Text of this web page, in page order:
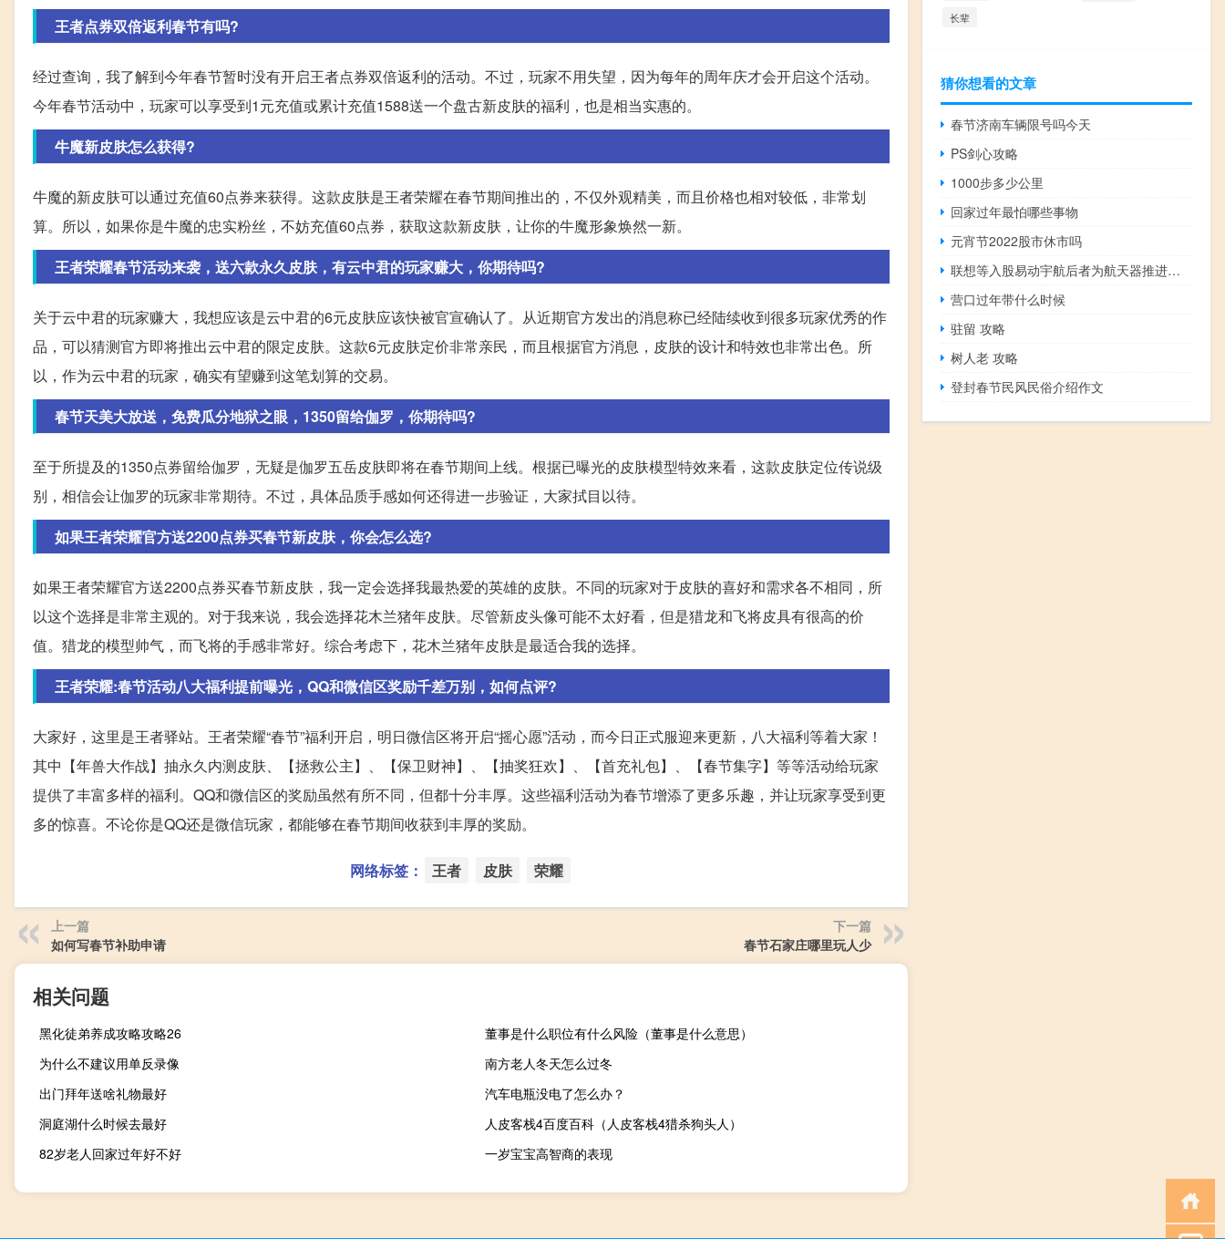
王者点券双倍返利春节有吗?
经过查询，我了解到今年春节暂时没有开启王者点券双倍返利的活动。不过，玩家不用失望，因为每年的周年庆才会开启这个活动。
今年春节活动中，玩家可以享受到1元充值或累计充值1588送一个盘古新皮肤的福利，也是相当实惠的。
牛魔新皮肤怎么获得?
牛魔的新皮肤可以通过充值60点券来获得。这款皮肤是王者荣耀在春节期间推出的，不仅外观精美，而且价格也相对较低，非常划
算。所以，如果你是牛魔的忠实粉丝，不妨充值60点券，获取这款新皮肤，让你的牛魔形象焕然一新。
王者荣耀春节活动来袭，送六款永久皮肤，有云中君的玩家赚大，你期待吗?
关于云中君的玩家赚大，我想应该是云中君的6元皮肤应该快被官宣确认了。从近期官方发出的消息称已经陆续收到很多玩家优秀的作
品，可以猜测官方即将推出云中君的限定皮肤。这款6元皮肤定价非常亲民，而且根据官方消息，皮肤的设计和特效也非常出色。所
以，作为云中君的玩家，确实有望赚到这笔划算的交易。
春节天美大放送，免费瓜分地狱之眼，1350留给伽罗，你期待吗?
至于所提及的1350点券留给伽罗，无疑是伽罗五岳皮肤即将在春节期间上线。根据已曝光的皮肤模型特效来看，这款皮肤定位传说级
别，相信会让伽罗的玩家非常期待。不过，具体品质手感如何还得进一步验证，大家拭目以待。
如果王者荣耀官方送2200点券买春节新皮肤，你会怎么选?
如果王者荣耀官方送2200点券买春节新皮肤，我一定会选择我最热爱的英雄的皮肤。不同的玩家对于皮肤的喜好和需求各不相同，所
以这个选择是非常主观的。对于我来说，我会选择花木兰猪年皮肤。尽管新皮头像可能不太好看，但是猎龙和飞将皮具有很高的价
值。猎龙的模型帅气，而飞将的手感非常好。综合考虑下，花木兰猪年皮肤是最适合我的选择。
王者荣耀:春节活动八大福利提前曝光，QQ和微信区奖励千差万别，如何点评?
大家好，这里是王者驿站。王者荣耀“春节”福利开启，明日微信区将开启“摇心愿”活动，而今日正式服迎来更新，八大福利等着大家！
其中【年兽大作战】抽永久内测皮肤、【拯救公主】、【保卫财神】、【抽奖狂欢】、【首充礼包】、【春节集字】等等活动给玩家
提供了丰富多样的福利。QQ和微信区的奖励虽然有所不同，但都十分丰厚。这些福利活动为春节增添了更多乐趣，并让玩家享受到更
多的惊喜。不论你是QQ还是微信玩家，都能够在春节期间收获到丰厚的奖励。
网络标签： 王者 皮肤 荣耀
上一篇
如何写春节补助申请
下一篇
春节石家庄哪里玩人少
相关问题
黑化徒弟养成攻略攻略26
董事是什么职位有什么风险（董事是什么意思）
为什么不建议用单反录像
南方老人冬天怎么过冬
出门拜年送啥礼物最好
汽车电瓶没电了怎么办？
洞庭湖什么时候去最好
人皮客栈4百度百科（人皮客栈4猎杀狗头人）
82岁老人回家过年好不好
一岁宝宝高智商的表现
长辈
猜你想看的文章
春节济南车辆限号吗今天
PS剑心攻略
1000步多少公里
回家过年最怕哪些事物
元宵节2022股市休市吗
联想等入股易动宇航后者为航天器推进系统研发商
营口过年带什么时候
驻留 攻略
树人老 攻略
登封春节民风民俗介绍作文